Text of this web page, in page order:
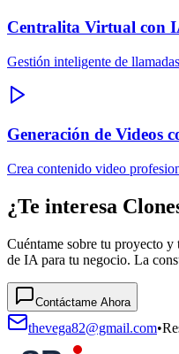
Centralita Virtual con
Gestión inteligente de
Generación de Videos
Crea contenido video
¿Te interesa
Cuéntame sobre tu proyecto y
de IA para tu negocio. La
Contáctame Ahora
thevega82@gmail.com•